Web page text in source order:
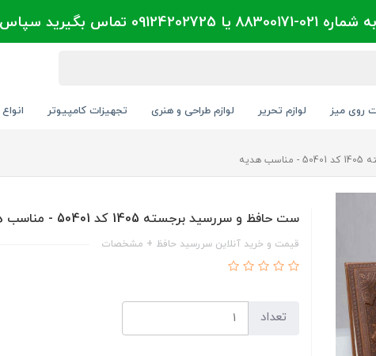
تماس بگیرید سپاس
روی میز لوازم تحریر لوازم طراحی و هنری تجهیزات کامپیوتر
ست حافظ و سررسید برجسته 1405 کد 50401 - مناسب هدیه
قیمت و خرید آنلاین سررسید حافظ + مشخصات
تعداد